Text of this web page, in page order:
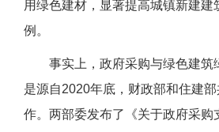
用绿色建材，显著提高城镇新建建
例。
事实上，政府采购与绿色建筑
是源自2020年底，财政部和住建
作。两部委发布了《关于政府采购